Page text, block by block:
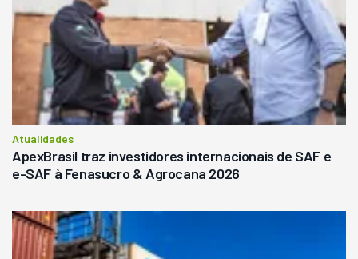
Atualidades
ApexBrasil traz investidores internacionais de SAF e
e-SAF à Fenasucro & Agrocana 2026